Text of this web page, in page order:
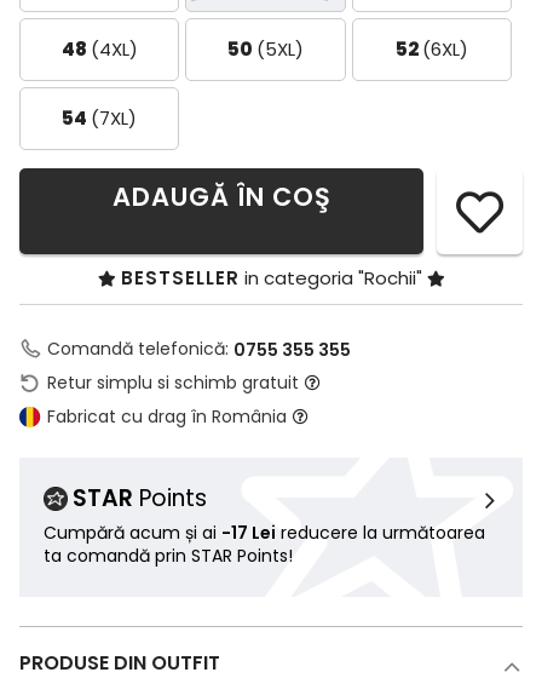
48 (4XL) 50 (5XL) 52(6XL)
54 (7XL)
ADAUGĂ ÎN COŞ
BESTSELLER in categoria "Rochii"
Comandă telefonică: 0755 355 355
Retur simplu si schimb gratuit
Fabricat cu drag în România
STAR Points
Cumpără acum și ai -17 Lei reducere la următoarea
ta comandă prin STAR Points!
PRODUSE DIN OUTFIT